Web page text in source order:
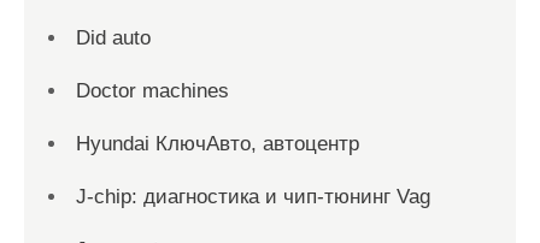
Did auto
Doctor machines
Hyundai КлючАвто, автоцентр
J-chip: диагностика и чип-тюнинг Vag